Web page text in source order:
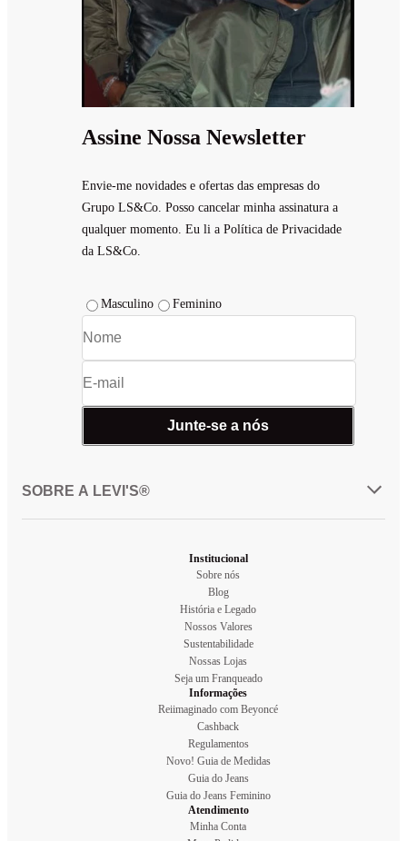
Assine Nossa Newsletter
Envie-me novidades e ofertas das empresas do
Grupo LS&Co. Posso cancelar minha assinatura a
qualquer momento. Eu li a Política de Privacidade
da LS&Co.
Masculino Feminino
Junte-se a nós
SOBRE A LEVI'S®
Institucional
Sobre nós
Blog
História e Legado
Nossos Valores
Sustentabilidade
Nossas Lojas
Seja um Franqueado
Informações
Reiimaginado com Beyoncé
Cashback
Regulamentos
Novo! Guia de Medidas
Guia do Jeans
Guia do Jeans Feminino
Atendimento
Minha Conta